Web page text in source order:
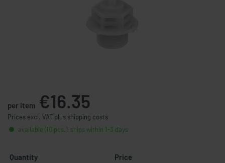
per item €16.35
Prices excl. VAT plus shipping costs
available (10 pcs.), ships within 1-3 days
Quantity Price